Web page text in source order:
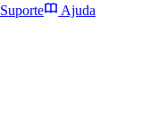
Suporte Ajuda